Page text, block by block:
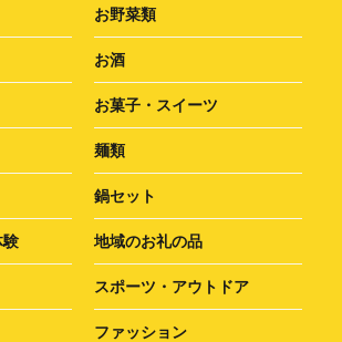
お野菜類
お酒
お菓子・スイーツ
麺類
鍋セット
験 地域のお礼の品
スポーツ・アウトドア
ファッション